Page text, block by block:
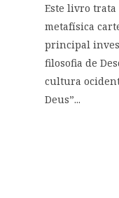
Este livro
metafísica
principal
filosofia de
cultura
Deus”...